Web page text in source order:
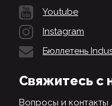
Youtube
Instagram
Бюллетень
Свяжитесь с
Вопросы и контакты